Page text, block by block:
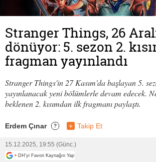
Stranger Things, 26
dönüyor: 5. sezon 2.
fragman yayınlandı
Stranger Things'in 27 Kasım'da başlayan 5.
yayınlanacak yeni bölümlerle devam edecek.
beklenen 2. kısımdan ilk fragmanı paylaştı.
Erdem Çınar ? + Takip Et
15.12.2025, 19:55 (Günc.)
+ DH'yi Favori Kaynağın Yap